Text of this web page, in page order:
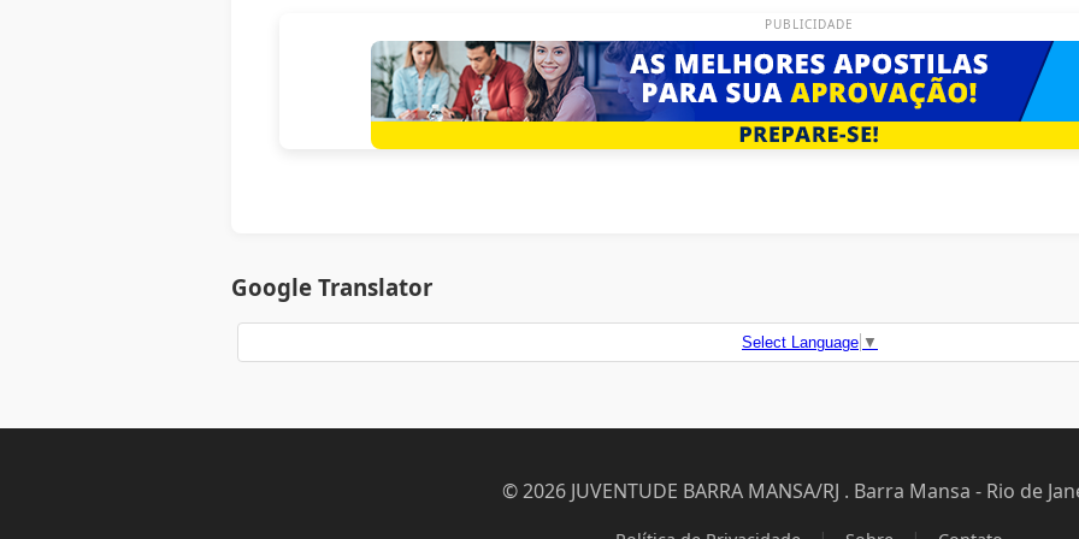
PUBLICIDADE
Google Translator
Select Language ▼
© 2026 JUVENTUDE BARRA MANSA/RJ . Barra Mansa - Rio de